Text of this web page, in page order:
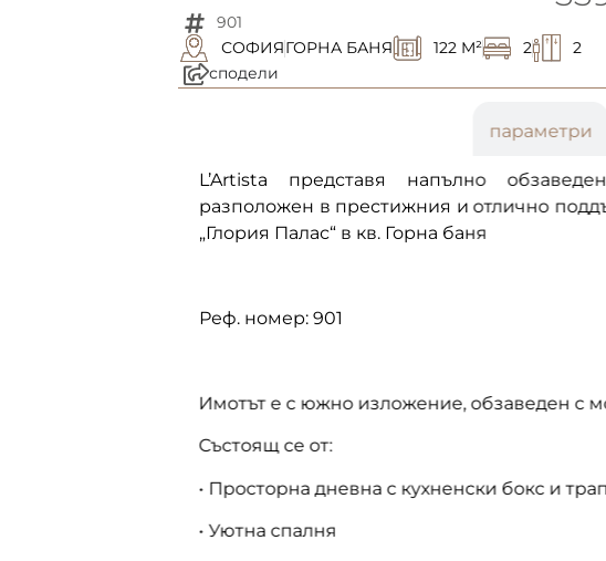
901
СОФИЯГОРНА БАНЯ 122 M² 2
2
сподели
параметри
L’Artista представя напълно
разположен в престижния и отлично
„Глория Палас“ в кв. Горна баня
Реф. номер: 901
Имотът е с южно изложение, обзаведен с
Състоящ се от:
• Просторна дневна с кухненски бокс и
• Уютна спалня